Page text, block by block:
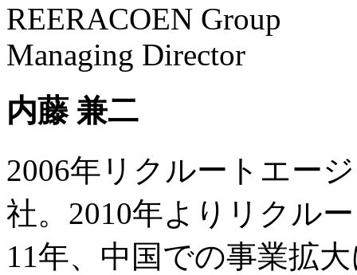
REERACOEN Group
Managing Director
内藤 兼二
2006年リクルートエー
社。2010年よりリクル
11年、中国での事業拡